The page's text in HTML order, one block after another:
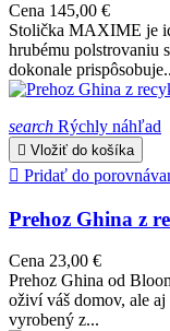
Cena 145,00 €
Stolička MAXIME je
hrubému polstrovaniu
dokonale
search Rýchly náhľad
 Vložiť do košíka
 Pridať do
Prehoz Ghina z
Cena 23,00 €
Prehoz Ghina od
oživí váš domov, ale
vyrobený z...